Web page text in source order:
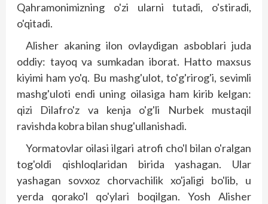
Qahramonimizning o'zi ularni tutadi, o'stiradi,
o'qitadi.
Alisher akaning ilon ovlaydigan asboblari juda
oddiy: tayoq va sumkadan iborat. Hatto maxsus
kiyimi ham yo'q. Bu mashg'ulot, to'g'rirog'i, sevimli
mashg'uloti endi uning oilasiga ham kirib kelgan:
qizi Dilafro'z va kenja o'g'li Nurbek mustaqil
ravishda kobra bilan shug'ullanishadi.
Yormatovlar oilasi ilgari atrofi cho'l bilan o'ralgan
tog'oldi qishloqlaridan birida yashagan. Ular
yashagan sovxoz chorvachilik xo'jaligi bo'lib, u
yerda qorako'l qo'ylari boqilgan. Yosh Alisher